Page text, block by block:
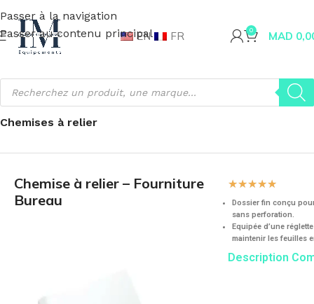
Passer à la navigation
Passer au contenu principal
EN FR 0 MAD
Accueil Fournitures de bureau Classement et archivage
Chemises à relier
Chemise à relier – Fourniture
Bureau
☆☆☆☆☆
Dossier fin conçu
sans perforation.
Equipée d’une
maintenir les feuilles
Description